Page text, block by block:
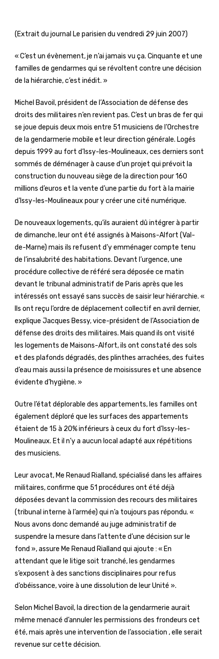
(Extrait du journal Le parisien du vendredi 29 juin 2007)
« C’est un évènement, je n’ai jamais vu ça. Cinquante et une
familles de gendarmes qui se révoltent contre une décision
de la hiérarchie, c’est inédit. »
Michel Bavoil, président de l’Association de défense des
droits des militaires n’en revient pas. C’est un bras de fer qui
se joue depuis deux mois entre 51 musiciens de l’Orchestre
de la gendarmerie mobile et leur direction générale. Logés
depuis 1999 au fort d’Issy-les-Moulineaux, ces derniers sont
sommés de déménager à cause d’un projet qui prévoit la
construction du nouveau siège de la direction pour 160
millions d’euros et la vente d’une partie du fort à la mairie
d’Issy-les-Moulineaux pour y créer une cité numérique.
De nouveaux logements, qu’ils auraient dû intégrer à partir
de dimanche, leur ont été assignés à Maisons-Alfort (Val-
de-Marne) mais ils refusent d’y emménager compte tenu
de l’insalubrité des habitations. Devant l’urgence, une
procédure collective de référé sera déposée ce matin
devant le tribunal administratif de Paris après que les
intéressés ont essayé sans succès de saisir leur hiérarchie. «
Ils ont reçu l’ordre de déplacement collectif en avril dernier,
explique Jacques Bessy, vice-président de l’Association de
défense des droits des militaires. Mais quand ils ont visité
les logements de Maisons-Alfort, ils ont constaté des sols
et des plafonds dégradés, des plinthes arrachées, des fuites
d’eau mais aussi la présence de moisissures et une absence
évidente d’hygiène. »
Outre l’état déplorable des appartements, les familles ont
également déploré que les surfaces des appartements
étaient de 15 à 20% inférieurs à ceux du fort d’Issy-les-
Moulineaux. Et il n’y a aucun local adapté aux répétitions
des musiciens.
Leur avocat, Me Renaud Rialland, spécialisé dans les affaires
militaires, confirme que 51 procédures ont été déjà
déposées devant la commission des recours des militaires
(tribunal interne à l’armée) qui n’a toujours pas répondu. «
Nous avons donc demandé au juge administratif de
suspendre la mesure dans l’attente d’une décision sur le
fond », assure Me Renaud Rialland qui ajoute : « En
attendant que le litige soit tranché, les gendarmes
s’exposent à des sanctions disciplinaires pour refus
d’obéissance, voire à une dissolution de leur Unité ».
Selon Michel Bavoil, la direction de la gendarmerie aurait
même menacé d’annuler les permissions des frondeurs cet
été, mais après une intervention de l’association , elle serait
revenue sur cette décision.